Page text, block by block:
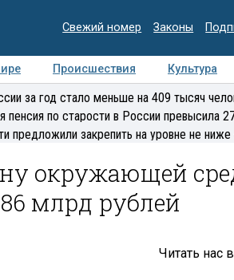
Свежий номер Законы
Происшествия Культура
Медиацентр Интервью
за год стало меньше на 409 тысяч
пенсия по старости в России превысила
предложили закрепить на уровне не ниже
окружающей
млрд рублей
Читать нас в